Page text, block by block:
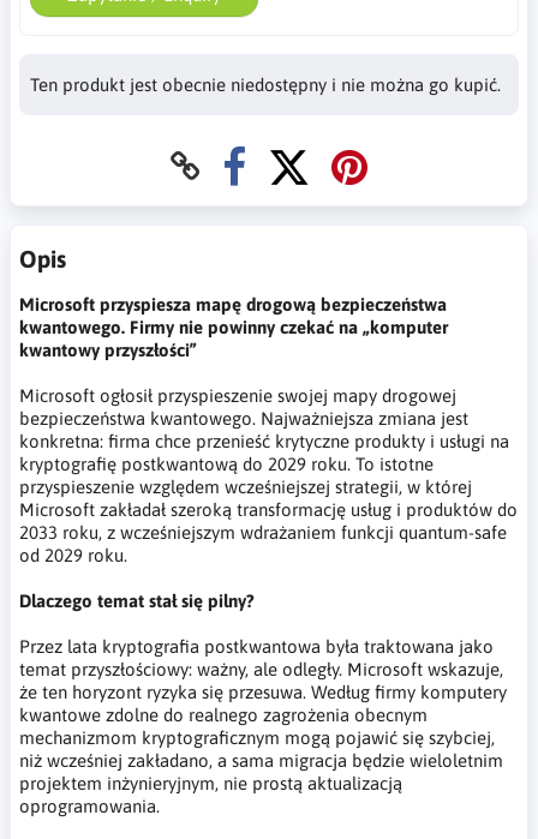
Ten produkt jest obecnie niedostępny i nie można go kupić.
Opis
Microsoft przyspiesza mapę drogową bezpieczeństwa
kwantowego. Firmy nie powinny czekać na „komputer
kwantowy przyszłości”
Microsoft ogłosił przyspieszenie swojej mapy drogowej
bezpieczeństwa kwantowego. Najważniejsza zmiana jest
konkretna: firma chce przenieść krytyczne produkty i usługi na
kryptografię postkwantową do 2029 roku. To istotne
przyspieszenie względem wcześniejszej strategii, w której
Microsoft zakładał szeroką transformację usług i produktów do
2033 roku, z wcześniejszym wdrażaniem funkcji quantum-safe
od 2029 roku.
Dlaczego temat stał się pilny?
Przez lata kryptografia postkwantowa była traktowana jako
temat przyszłościowy: ważny, ale odległy. Microsoft wskazuje,
że ten horyzont ryzyka się przesuwa. Według firmy komputery
kwantowe zdolne do realnego zagrożenia obecnym
mechanizmom kryptograficznym mogą pojawić się szybciej,
niż wcześniej zakładano, a sama migracja będzie wieloletnim
projektem inżynieryjnym, nie prostą aktualizacją
oprogramowania.